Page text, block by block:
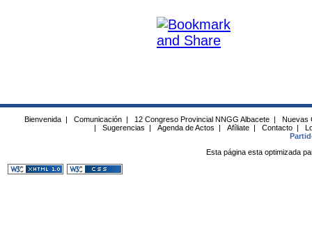
Bienvenida | Comunicación | 12 Congreso Provincial NNGG Albacete |
Nuevas
|
Sugerencias | Agenda de Actos | Afíliate | Contacto |
Esta página esta optimizada